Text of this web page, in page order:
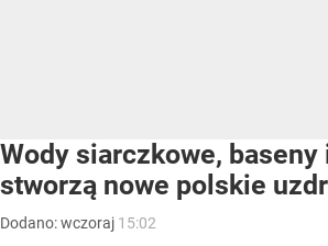
Wody siarczkowe, baseny
stworzą nowe polskie
Dodano:wczoraj 15:02